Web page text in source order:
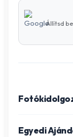
Állítsd
Egyedi